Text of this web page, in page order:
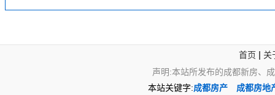
首页 | 关
声明:本站所发布的成都新房、
本站关键字:成都房产
成都房地